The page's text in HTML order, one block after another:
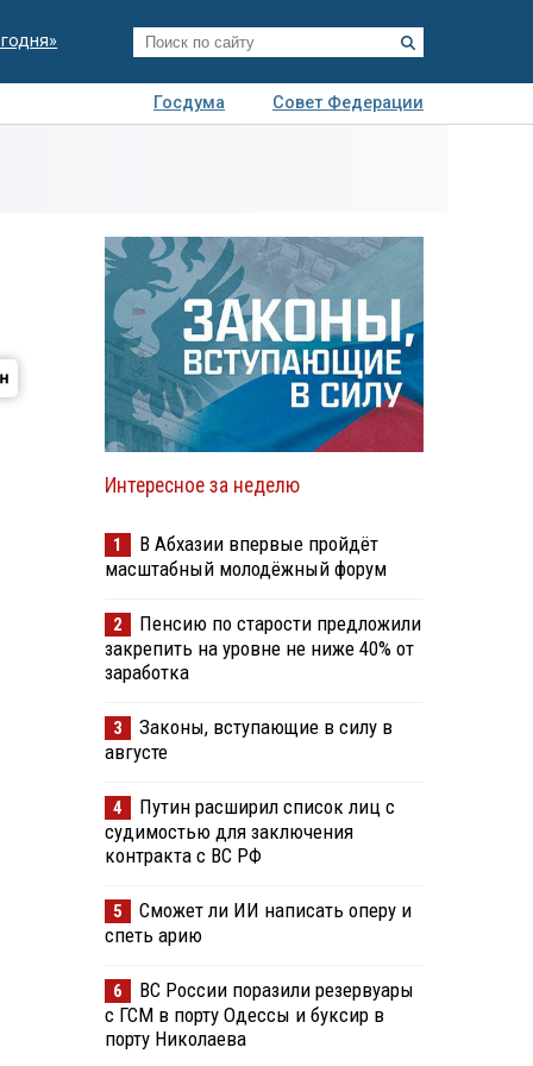
Госдума
Совет Федерации
Интересное за неделю
1
В Абхазии впервые пройдёт
масштабный молодёжный форум
2
Пенсию по старости предложили
закрепить на уровне не ниже 40% от
заработка
3
Законы, вступающие в силу в
августе
4
Путин расширил список лиц с
судимостью для заключения
контракта с ВС РФ
5
Сможет ли ИИ написать оперу и
спеть арию
6
ВС России поразили резервуары
с ГСМ в порту Одессы и буксир в
порту Николаева